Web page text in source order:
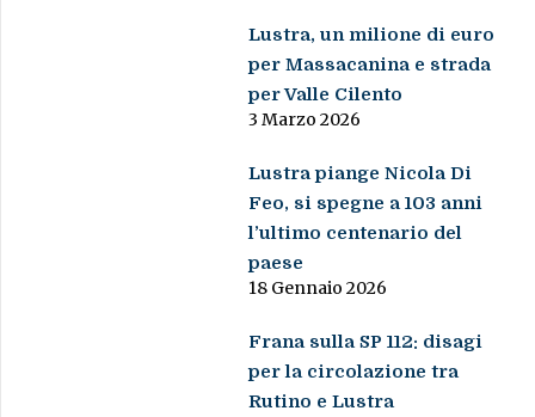
Lustra, un milione di euro
per Massacanina e strada
per Valle Cilento
3 Marzo 2026
Lustra piange Nicola Di
Feo, si spegne a 103 anni
l’ultimo centenario del
paese
18 Gennaio 2026
Frana sulla SP 112: disagi
per la circolazione tra
Rutino e Lustra